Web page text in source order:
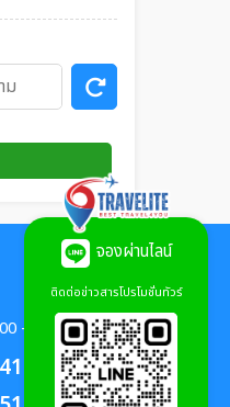
- 18.00 น.
จองผ่านไลน์
ติดต่อข่าวสารโปรโมชั่นทัวร์